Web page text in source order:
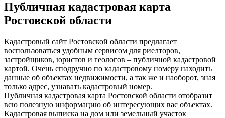
Публичная кадастровая карта
Ростовской области
Кадастровый сайт Ростовской области предлагает
воспользоваться удобным сервисом для риелторов,
застройщиков, юристов и геологов – публичной кадастровой
картой. Очень сподручно по кадастровому номеру находить
данные об объектах недвижимости, а так же и наоборот, зная
только адрес, узнавать кадастровый номер.
Публичная кадастровая карта Ростовской области отобразит
всю полезную информацию об интересующих вас объектах.
Кадастровая выписка на дом или земельный участок